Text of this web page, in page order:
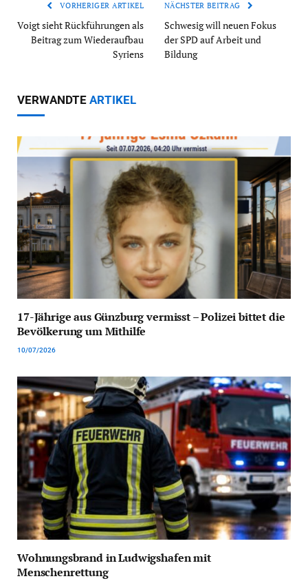
VORHERIGER ARTIKEL
Voigt sieht Rückführungen als
Beitrag zum Wiederaufbau
Syriens
NÄCHSTER BEITRAG
Schwesig will neuen Fokus
der SPD auf Arbeit und
Bildung
VERWANDTE ARTIKEL
17-Jährige aus Günzburg vermisst – Polizei bittet die
Bevölkerung um Mithilfe
10/07/2026
Wohnungsbrand in Ludwigshafen mit
Menschenrettung